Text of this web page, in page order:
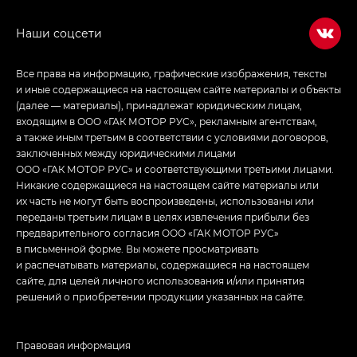
Все права на информацию, графические изображения, тексты
и иные содержащиеся на настоящем сайте материалы и объекты
(далее — материалы), принадлежат юридическим лицам,
входящим в ООО «ГАК МОТОР РУС», рекламным агентствам,
а также иным третьим в соответствии с условиями договоров,
заключенных между юридическими лицами
ООО «ГАК МОТОР РУС» и соответствующими третьими лицами.
Никакие содержащиеся на настоящем сайте материалы или
их часть не могут быть воспроизведены, использованы или
переданы третьим лицам в целях извлечения прибыли без
предварительного согласия ООО «ГАК МОТОР РУС»
в письменной форме. Вы можете просматривать
и распечатывать материалы, содержащиеся на настоящем
сайте, для целей личного использования и/или принятия
решений о приобретении продукции указанных на сайте.
Правовая информация